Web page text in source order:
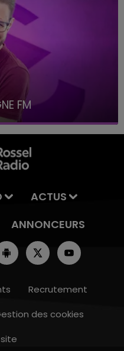
FM
ACTUS
ANNONCEURS
Recrutement
des cookies